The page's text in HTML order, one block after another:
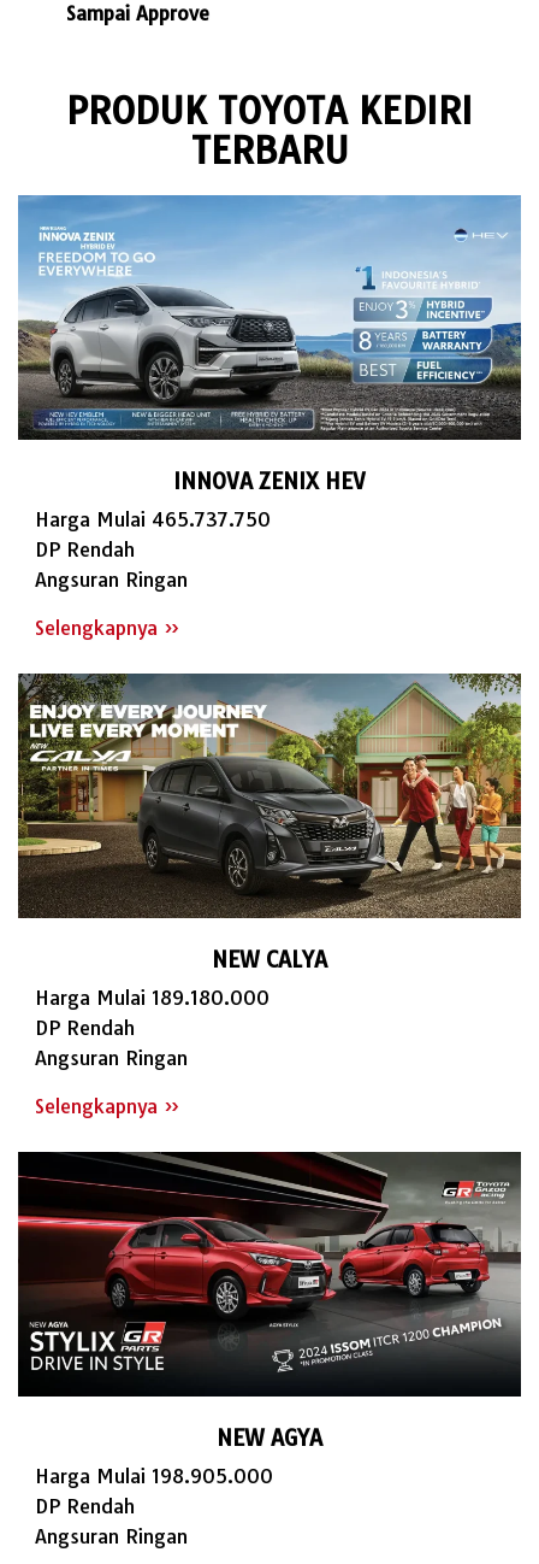
Sampai Approve
PRODUK TOYOTA KEDIRI
TERBARU
INNOVA ZENIX HEV
Harga Mulai 465.737.750
DP Rendah
Angsuran Ringan
Selengkapnya »
NEW CALYA
Harga Mulai 189.180.000
DP Rendah
Angsuran Ringan
Selengkapnya »
NEW AGYA
Harga Mulai 198.905.000
DP Rendah
Angsuran Ringan